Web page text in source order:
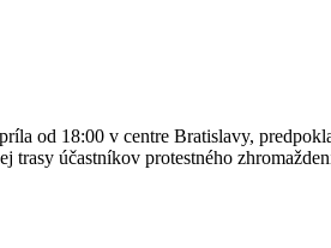
od 18:00 v centre Bratislavy,
trasy účastníkov protestného